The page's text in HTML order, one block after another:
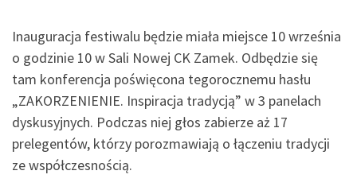
Inauguracja festiwalu będzie miała miejsce 10 września
o godzinie 10 w Sali Nowej CK Zamek. Odbędzie się
tam konferencja poświęcona tegorocznemu hasłu
„ZAKORZENIENIE. Inspiracja tradycją” w 3 panelach
dyskusyjnych. Podczas niej głos zabierze aż 17
prelegentów, którzy porozmawiają o łączeniu tradycji
ze współczesnością.